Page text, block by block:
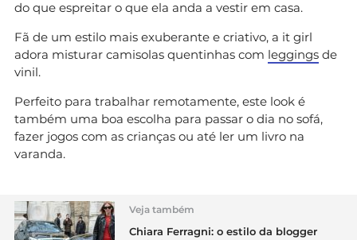
do que espreitar o que ela anda a vestir em casa.
Fã de um estilo mais exuberante e criativo, a it girl
adora misturar camisolas quentinhas com leggings de
vinil.
Perfeito para trabalhar remotamente, este look é
também uma boa escolha para passar o dia no sofá,
fazer jogos com as crianças ou até ler um livro na
varanda.
Veja também
Chiara Ferragni: o estilo da blogger